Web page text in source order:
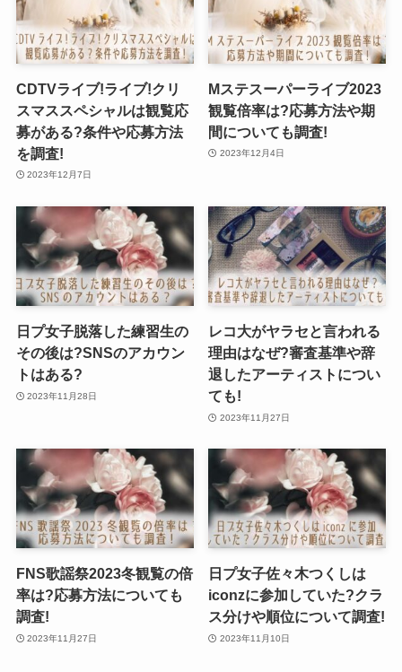
CDTVライブ!ライブ!クリ
スマススペシャルは観覧応
募がある?条件や応募方法
を調査!
2023年12月7日
Mステスーパーライブ2023
観覧倍率は?応募方法や期
間についても調査!
2023年12月4日
日プ女子脱落した練習生の
その後は?SNSのアカウン
トはある?
2023年11月28日
レコ大がヤラセと言われる
理由はなぜ?審査基準や辞
退したアーティストについ
ても!
2023年11月27日
FNS歌謡祭2023冬観覧の倍
率は?応募方法についても
調査!
2023年11月27日
日プ女子佐々木つくしは
iconzに参加していた?クラ
ス分けや順位について調査!
2023年11月10日